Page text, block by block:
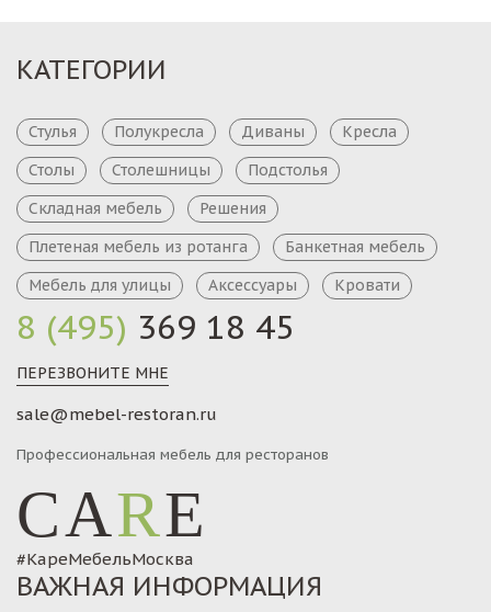
8 (495) 369 18 45
ПЕРЕЗВОНИТЕ МНЕ
sale@mebel-restoran.ru
Профессиональная мебель для ресторанов
CARE
#КареМебельМосква
КАТЕГОРИИ
Стулья Полукресла Диваны
Кресла
Столы
Столешницы
Подстолья
Складная мебель
Решения
Плетеная мебель из ротанга
Банкетная мебель
Мебель для улицы
Аксессуары Кровати
ВАЖНАЯ ИНФОРМАЦИЯ